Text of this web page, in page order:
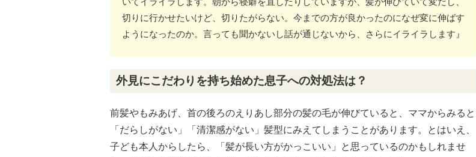
切りに行かせたいけど、切りたがらない。今までの方が良かったのになぜ変に伸ばす
ようになったのか。言っても聞かないし話が通じないから、さらにイライラします』
外見にこだわりを持ち始めた息子への対処法は？
前髪やもみあげ、首の後ろのえりあし部分の髪の毛が伸びていると、ママからみると
「だらしがない」「清潔感がない」髪型にみえてしまうことがあります。とはいえ、
子ども本人からしたら、「髪が長い方がかっこいい」と思っているのかもしれませ